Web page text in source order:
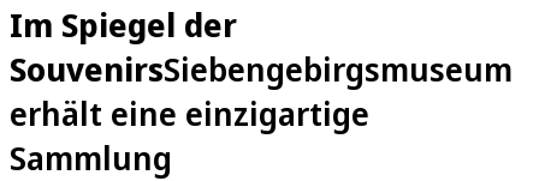
Im Spiegel der
SouvenirsSiebengebirgsmuseum
erhält eine einzigartige
Sammlung